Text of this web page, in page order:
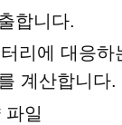
합니다.
리에 대응하
계산합니다.
파일